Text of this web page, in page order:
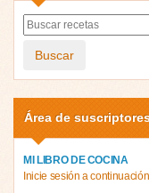
Buscar
Área de
MI LIBRO DE COCINA
Inicie sesión a